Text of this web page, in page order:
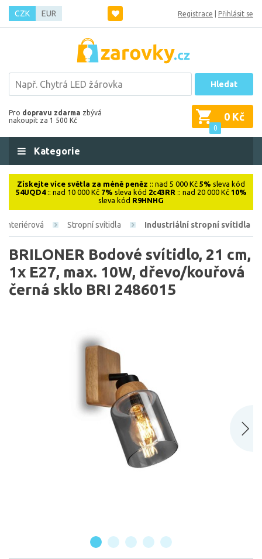
CZK EUR Registrace Přihlásit se
Hledat
Pro dopravu zdarma zbývá
nakoupit za 1 500 Kč
0
0 Kč
Kategorie
Získejte více světla za méně peněz :: nad 5 000 Kč 5% sleva kód
54UQD4:: nad 10 000 Kč 7% sleva kód 2c43RR :: nad 20 000 Kč 10%
sleva kód R9HNHG
Interiérová Stropní svítidla Industriální stropní svítidla
BRILONER Bodové svítidlo, 21 cm,
1x E27, max. 10W, dřevo/kouřová
černá sklo BRI 2486015